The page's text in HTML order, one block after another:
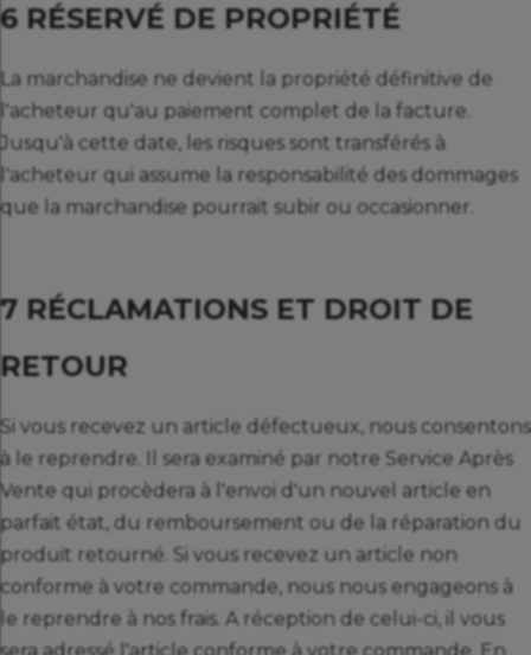
6 RÉSERVÉ DE PROPRIÉTÉ
La marchandise ne devient la propriété définitive de
l'acheteur qu'au paiement complet de la facture.
Jusqu'à cette date, les risques sont transférés à
l'acheteur qui assume la responsabilité des dommages
que la marchandise pourrait subir ou occasionner.
7 RÉCLAMATIONS ET DROIT DE
RETOUR
Si vous recevez un article défectueux, nous consentons
à le reprendre. Il sera examiné par notre Service Après
Vente qui procèdera à l'envoi d'un nouvel article en
parfait état, du remboursement ou de la réparation du
produit retourné. Si vous recevez un article non
conforme à votre commande, nous nous engageons à
le reprendre à nos frais. A réception de celui-ci, il vous